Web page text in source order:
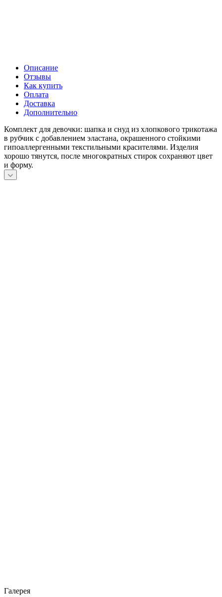
Описание
Отзывы
Как купить
Оплата
Доставка
Дополнительно
Комплект для девочки: шапка и снуд из хлопкового трикотажа
в рубчик с добавлением эластана, окрашенного стойкими
гипоаллергенными текстильными красителями. Изделия
хорошо тянутся, после многократных стирок сохраняют цвет
и форму.
Галерея